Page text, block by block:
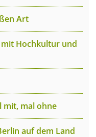
Art
mit Hochkultur und
mit, mal ohne
auf dem Land